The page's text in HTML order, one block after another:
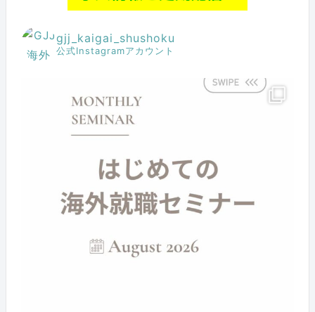
gjj_kaigai_shushoku
公式Instagramアカウント